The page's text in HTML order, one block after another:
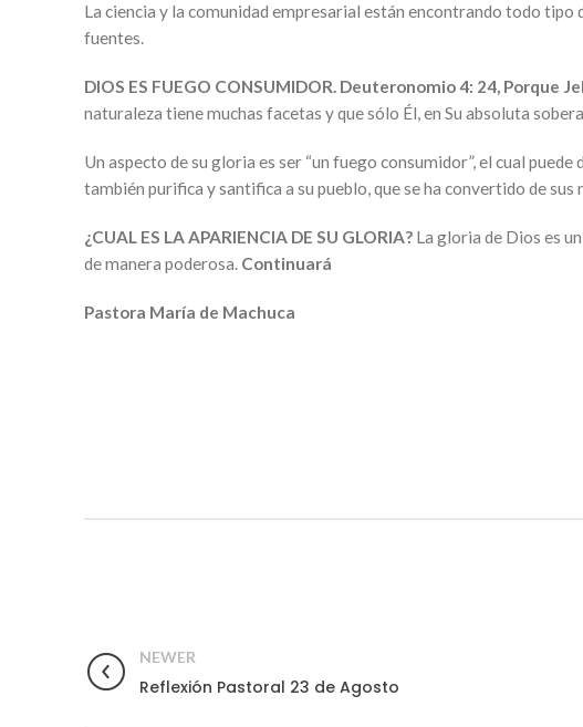
La ciencia y la comunidad empresarial están encontrando todo tipo
fuentes.
DIOS ES FUEGO CONSUMIDOR. Deuteronomio 4: 24, Porque
naturaleza tiene muchas facetas y que sólo Él, en Su absoluta
Un aspecto de su gloria es ser “un fuego consumidor”, el cual
también purifica y santifica a su pueblo, que se ha convertido de
¿CUAL ES LA APARIENCIA DE SU GLORIA? La gloria de Dios es
de manera poderosa. Continuará
Pastora María de Machuca
NEWER
Reflexión Pastoral 23 de Agosto